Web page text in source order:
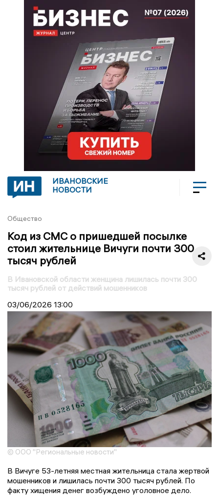
ИВАНОВСКИЕ
НОВОСТИ
Общество
Код из СМС о пришедшей посылке
стоил жительнице Вичуги почти 300
тысяч рублей
В Ивановской области женщина лишилась почти 300
тысяч рублей от действий мошенников
03/06/2026 13:00
© ООО "Региональные новости"
В Вичуге 53-летняя местная жительница стала жертвой
мошенников и лишилась почти 300 тысяч рублей. По
факту хищения денег возбуждено уголовное дело.